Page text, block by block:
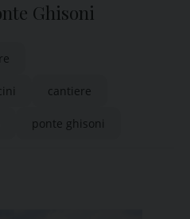
Ghisoni
cantiere
ponte ghisoni